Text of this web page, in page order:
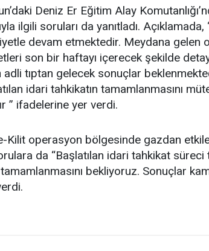
Deniz Er Eğitim Alay
ilgili soruları da yanıtladı. Açıklamada,
devam etmektedir. Meydana gelen
son bir haftayı içerecek şekilde
tıptan gelecek sonuçlar
idari tahkikatın tamamlanmasını
” ifadelerine yer verdi.
Kilit operasyon bölgesinde gazdan
da “Başlatılan idari tahkikat süreci
bekliyoruz. Sonuçlar